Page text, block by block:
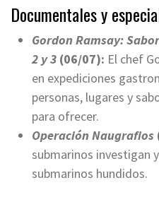
Documentales y
Gordon Ramsay:
2 y 3 (06/07): El chef
en expediciones
personas, lugares y
para ofrecer.
Operación Naugrafios
submarinos investigan
submarinos hundidos.